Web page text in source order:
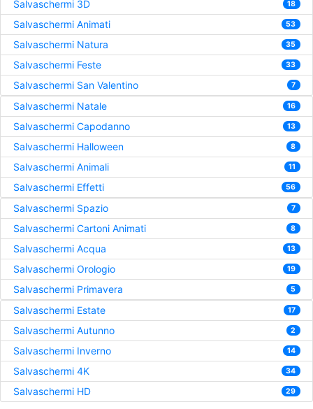
Salvaschermi 3D 18
Salvaschermi Animati 53
Salvaschermi Natura 35
Salvaschermi Feste 33
Salvaschermi San Valentino 7
Salvaschermi Natale 16
Salvaschermi Capodanno 13
Salvaschermi Halloween 8
Salvaschermi Animali 11
Salvaschermi Effetti 56
Salvaschermi Spazio 7
Salvaschermi Cartoni Animati 8
Salvaschermi Acqua 13
Salvaschermi Orologio 19
Salvaschermi Primavera 5
Salvaschermi Estate 17
Salvaschermi Autunno 2
Salvaschermi Inverno 14
Salvaschermi 4K 34
Salvaschermi HD 29